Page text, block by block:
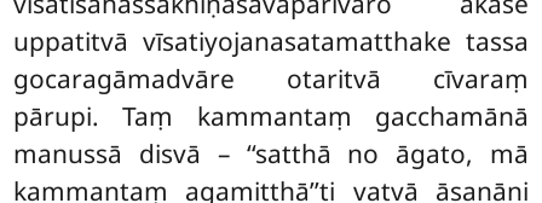
uppatitvā vīsatiyojanasatamatthake tassa
gocaragāmadvāre otaritvā cīvaraṃ
pārupi. Taṃ kammantaṃ gacchamānā
manussā disvā – ‘‘satthā no āgato, mā
kammantaṃ agamitthā’’ti vatvā āsanāni